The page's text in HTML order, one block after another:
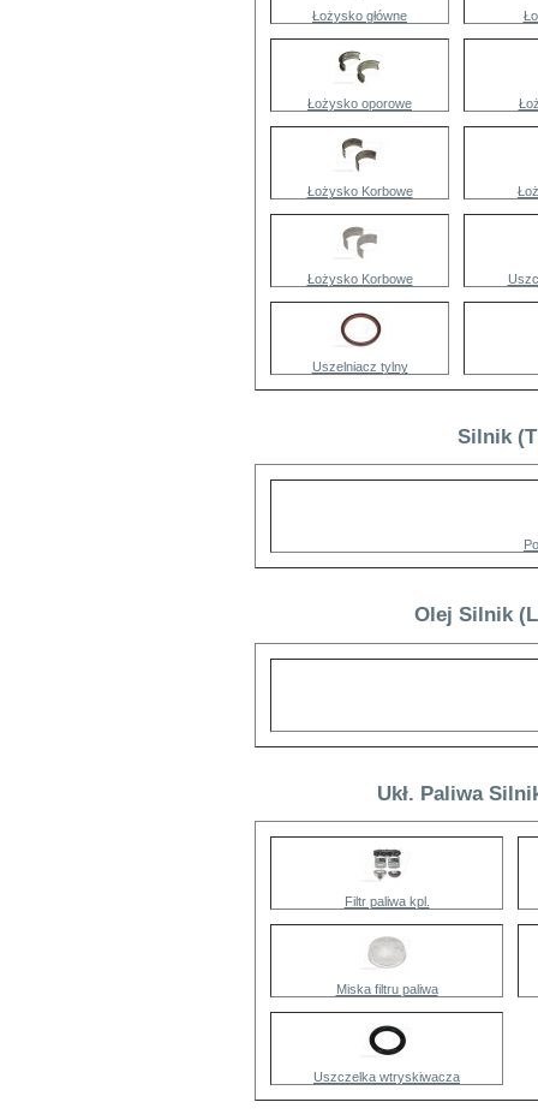
Łożysko główne
Łożysko oporowe
Łożysko Korbowe
Łożysko Korbowe
Uszelniacz tylny
Silnik
Olej Silnik
Ukł. Paliwa
Filtr paliwa kpl.
Miska filtru paliwa
Uszczelka wtryskiwacza